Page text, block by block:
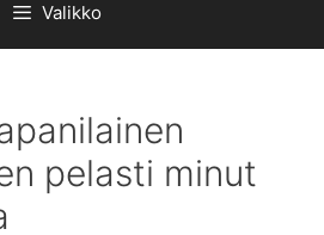
Valikko
pelasti minut